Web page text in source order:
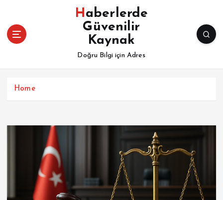
Haberlerde
Güvenilir
Kaynak
Doğru Bilgi için Adres
Home